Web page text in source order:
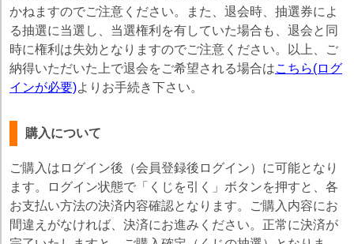
かねますのでご注意ください。また、退会時、抽選券によ
る抽選に当選し、当選権利を有していた場合も、退会と同
時に権利は失効となりますのでご注意ください。以上、ご
納得いただいた上で退会をご希望される場合はこちら(ログ
インが必要)よりお手続き下さい。
購入について
ご購入はログイン後（会員登録後ログイン）に可能となり
ます。ログイン状態で「くじを引く」ボタンを押すと、各
お支払い方法の決済内容確認となります。ご購入内容にお
間違えがなければ、決済にお進みください。正常に決済が